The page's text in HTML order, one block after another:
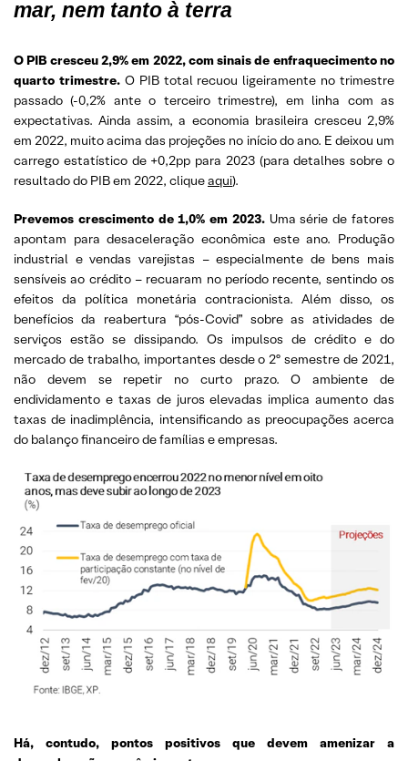
mar, nem tanto à terra
O PIB cresceu 2,9% em 2022, com sinais de enfraquecimento no
quarto trimestre. O PIB total recuou ligeiramente no trimestre
passado (-0,2% ante o terceiro trimestre), em linha com as
expectativas. Ainda assim, a economia brasileira cresceu 2,9%
em 2022, muito acima das projeções no início do ano. E deixou um
carrego estatístico de +0,2pp para 2023 (para detalhes sobre o
resultado do PIB em 2022, cliqueaqui).
Prevemos crescimento de 1,0% em 2023. Uma série de fatores
apontam para desaceleração econômica este ano. Produção
industrial e vendas varejistas – especialmente de bens mais
sensíveis ao crédito – recuaram no período recente, sentindo os
efeitos da política monetária contracionista. Além disso, os
benefícios da reabertura “pós-Covid” sobre as atividades de
serviços estão se dissipando. Os impulsos de crédito e do
mercado de trabalho, importantes desde o 2º semestre de 2021,
não devem se repetir no curto prazo. O ambiente de
endividamento e taxas de juros elevadas implica aumento das
taxas de inadimplência, intensificando as preocupações acerca
do balanço financeiro de famílias e empresas.
Há, contudo, pontos positivos que devem amenizar a